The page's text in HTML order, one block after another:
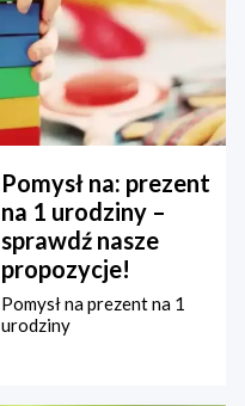
Pomysł na: prezent
na 1 urodziny –
sprawdź nasze
propozycje!
Pomysł na prezent na 1
urodziny